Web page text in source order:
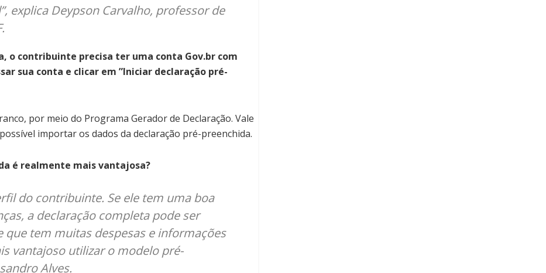
explica Deypson Carvalho, professor de
o contribuinte precisa ter uma conta Gov.br com
sua conta e clicar em ”Iniciar declaração pré-
por meio do Programa Gerador de Declaração. Vale
importar os dados da declaração pré-preenchida.
é realmente mais vantajosa?
do contribuinte. Se ele tem uma boa
a declaração completa pode ser
que tem muitas despesas e informações
vantajoso utilizar o modelo pré-
Alves.